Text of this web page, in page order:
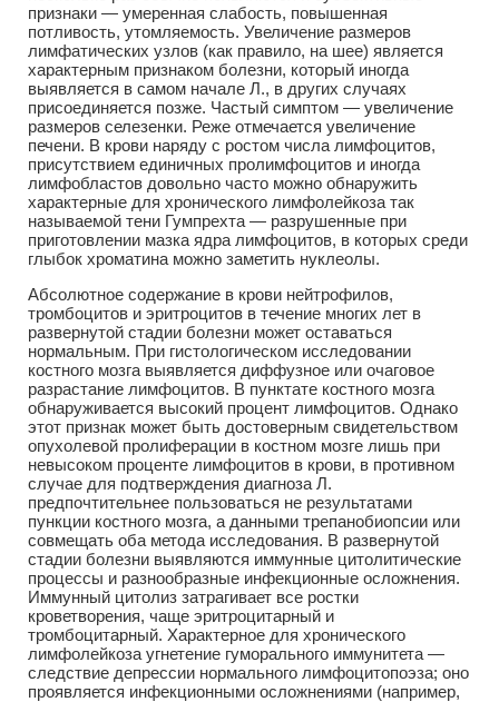
признаки — умеренная слабость, повышенная
потливость, утомляемость. Увеличение размеров
лимфатических узлов (как правило, на шее) является
характерным признаком болезни, который иногда
выявляется в самом начале Л., в других случаях
присоединяется позже. Частый симптом — увеличение
размеров селезенки. Реже отмечается увеличение
печени. В крови наряду с ростом числа лимфоцитов,
присутствием единичных пролимфоцитов и иногда
лимфобластов довольно часто можно обнаружить
характерные для хронического лимфолейкоза так
называемой тени Гумпрехта — разрушенные при
приготовлении мазка ядра лимфоцитов, в которых среди
глыбок хроматина можно заметить нуклеолы.
Абсолютное содержание в крови нейтрофилов,
тромбоцитов и эритроцитов в течение многих лет в
развернутой стадии болезни может оставаться
нормальным. При гистологическом исследовании
костного мозга выявляется диффузное или очаговое
разрастание лимфоцитов. В пунктате костного мозга
обнаруживается высокий процент лимфоцитов. Однако
этот признак может быть достоверным свидетельством
опухолевой пролиферации в костном мозге лишь при
невысоком проценте лимфоцитов в крови, в противном
случае для подтверждения диагноза Л.
предпочтительнее пользоваться не результатами
пункции костного мозга, а данными трепанобиопсии или
совмещать оба метода исследования. В развернутой
стадии болезни выявляются иммунные цитолитические
процессы и разнообразные инфекционные осложнения.
Иммунный цитолиз затрагивает все ростки
кроветворения, чаще эритроцитарный и
тромбоцитарный. Характерное для хронического
лимфолейкоза угнетение гуморального иммунитета —
следствие депрессии нормального лимфоцитопоэза; оно
проявляется инфекционными осложнениями (например,